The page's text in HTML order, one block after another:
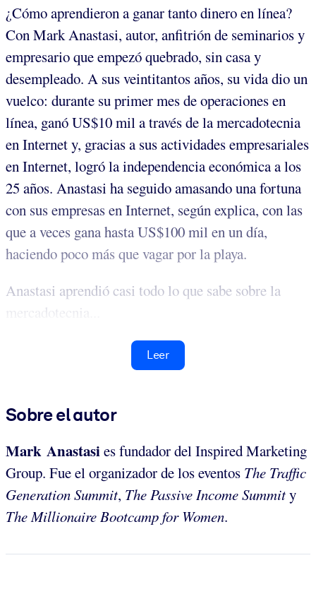
¿Cómo aprendieron a ganar tanto dinero en línea?
Con Mark Anastasi, autor, anfitrión de seminarios y
empresario que empezó quebrado, sin casa y
desempleado. A sus veintitantos años, su vida dio un
vuelco: durante su primer mes de operaciones en
línea, ganó US$10 mil a través de la mercadotecnia
en Internet y, gracias a sus actividades empresariales
en Internet, logró la independencia económica a los
25 años. Anastasi ha seguido amasando una fortuna
con sus empresas en Internet, según explica, con las
que a veces gana hasta US$100 mil en un día,
haciendo poco más que vagar por la playa.
Anastasi aprendió casi todo lo que sabe sobre la
mercadotecnia...
Leer
Sobre el autor
Mark Anastasies fundador del Inspired Marketing
Group. Fue el organizador de los eventos The Traffic
Generation Summit, The Passive Income Summity
The Millionaire Bootcamp for Women.